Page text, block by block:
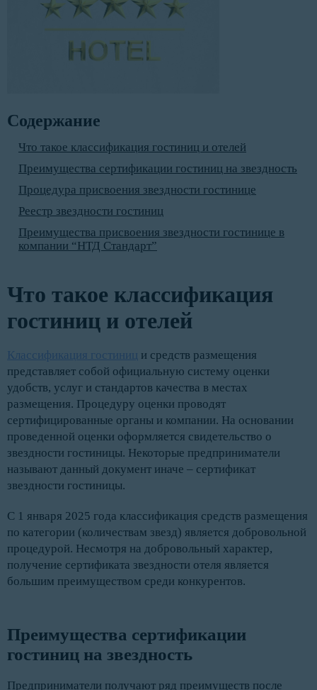
Содержание
Что такое классификация гостиниц и отелей
Преимущества сертификации гостиниц на звездность
Процедура присвоения звездности гостинице
Реестр звездности гостиниц
Преимущества присвоения звездности гостинице в
компании “НТД Стандарт”
Что такое классификация
гостиниц и отелей
Классификация гостиниц и средств размещения
представляет собой официальную систему оценки
удобств, услуг и стандартов качества в местах
размещения. Процедуру оценки проводят
сертифицированные органы и компании. На основании
проведенной оценки оформляется свидетельство о
звездности гостиницы. Некоторые предприниматели
называют данный документ иначе – сертификат
звездности гостиницы.
С 1 января 2025 года классификация средств размещения
по категории (количествам звезд) является добровольной
процедурой. Несмотря на добровольный характер,
получение сертификата звездности отеля является
большим преимуществом среди конкурентов.
Преимущества сертификации
гостиниц на звездность
Предприниматели получают ряд преимуществ после